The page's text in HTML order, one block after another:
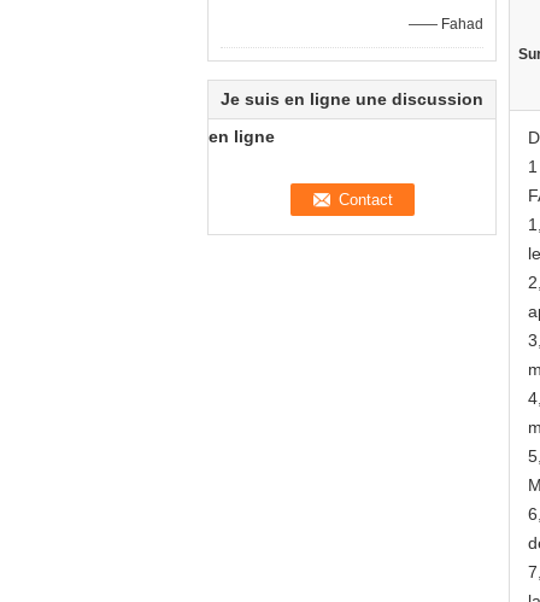
—— Fahad
Je suis en ligne une discussion
en ligne
1